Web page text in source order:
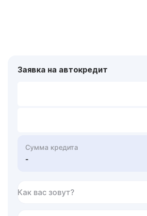
Заявка на автокредит
Сумма кредита
-
Как вас зовут?